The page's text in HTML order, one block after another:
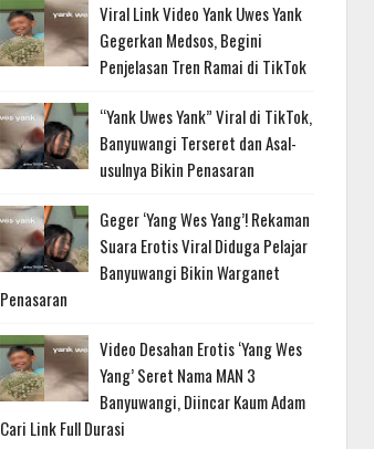
Viral Link Video Yank Uwes Yank
Gegerkan Medsos, Begini
Penjelasan Tren Ramai di TikTok
“Yank Uwes Yank” Viral di TikTok,
Banyuwangi Terseret dan Asal-
usulnya Bikin Penasaran
Geger ‘Yang Wes Yang’! Rekaman
Suara Erotis Viral Diduga Pelajar
Banyuwangi Bikin Warganet
Penasaran
Video Desahan Erotis ‘Yang Wes
Yang’ Seret Nama MAN 3
Banyuwangi, Diincar Kaum Adam
Cari Link Full Durasi